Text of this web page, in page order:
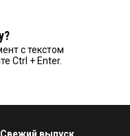
с текстом
Ctrl + Enter.